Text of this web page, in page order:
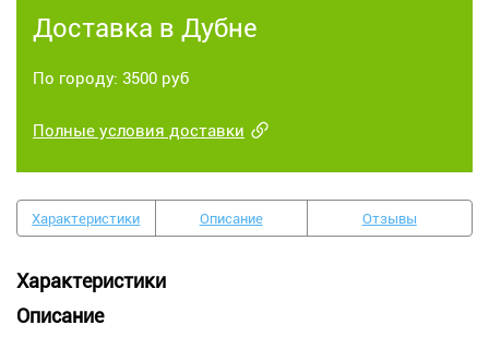
Доставка в Дубне
По городу: 3500 руб
Полные условия доставки
Характеристики Описание Отзывы
Характеристики
Описание